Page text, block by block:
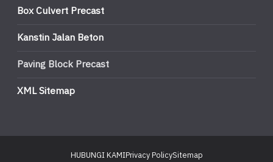
Box Culvert Precast
Kanstin Jalan Beton
Paving Block Precast
XML Sitemap
HUBUNGI KAMIPrivacy PolicySitemap